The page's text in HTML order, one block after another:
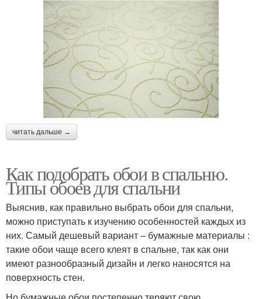
читать дальше →
Как подобрать обои в спальню.
Типы обоев для спальни
Выяснив, как правильно выбрать обои для спальни,
можно приступать к изучению особенностей каждых из
них. Самый дешевый вариант – бумажные материалы :
такие обои чаще всего клеят в спальне, так как они
имеют разнообразный дизайн и легко наносятся на
поверхность стен.